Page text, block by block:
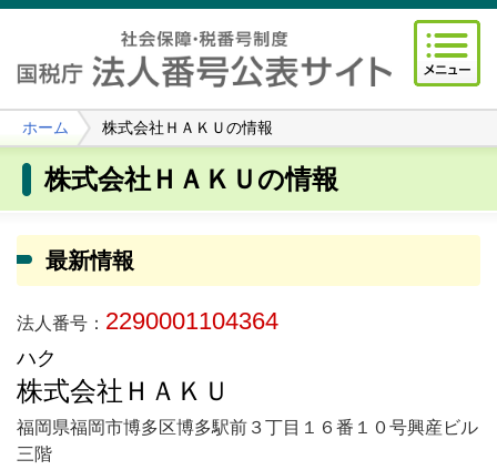
ホーム 株式会社ＨＡＫＵの情報
株式会社ＨＡＫＵの情報
最新情報
法人番号： 2290001104364
ハク
株式会社ＨＡＫＵ
福岡県福岡市博多区博多駅前３丁目１６番１０号興産ビル
三階